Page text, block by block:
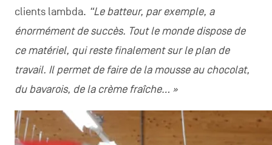
clients lambda. “Le batteur, par exemple, a
énormément de succès. Tout le monde dispose de
ce matériel, qui reste finalement sur le plan de
travail. Il permet de faire de la mousse au chocolat,
du bavarois, de la crème fraîche… »